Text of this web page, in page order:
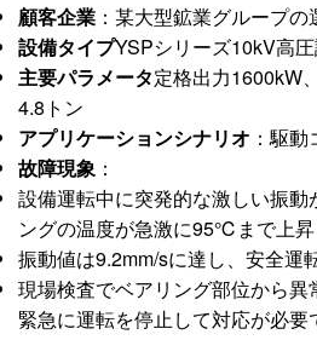
顧客企業 ：某大型鉱業グループ
設備タイプYSPシリーズ10kV高
主要パラメータ定格出力1600kW
4.8トン
アプリケーションシナリオ ：駆
故障現象 ：
設備運転中に突発的な激しい振動
ングの温度が急激に95℃まで上昇
振動値は9.2mm/sに達し、安全運
現場検査でベアリング部位から異
緊急に運転を停止して対応が必要